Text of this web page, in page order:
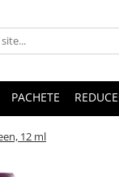
PACHETE
12 ml